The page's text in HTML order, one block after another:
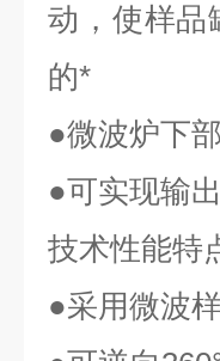
动，使样品
的*
●微波炉下
●可实现输
技术性能特
●采用微波